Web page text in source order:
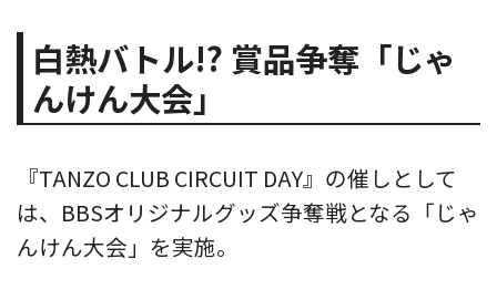
白熱バトル!? 賞品争奪「じゃ
んけん大会」
『TANZO CLUB CIRCUIT DAY』の催しとして
は、BBSオリジナルグッズ争奪戦となる「じゃ
んけん大会」を実施。